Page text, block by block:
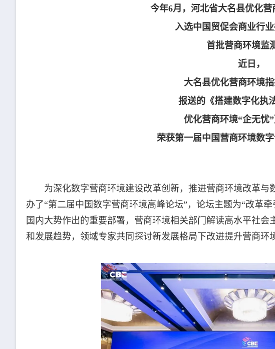
今年6月，河北省大名县优化
入选中国贸促会商业行
首批营商环境监
近日，
大名县优化营商环境
报送的《搭建数字化执
优化营商环境“企无忧
荣获第一届中国营商环境数字
为深化数字营商环境建设改革创新，推进营商环境改革
办了“第二届中国数字营商环境高峰论坛”，论坛主题为“改革
国内大势作出的重要部署，营商环境相关部门解读高水平社
和发展趋势，领域专家共同探讨新发展格局下改进提升营商环